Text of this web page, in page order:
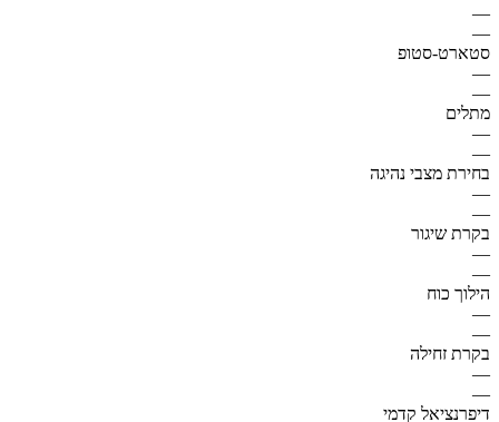
—
—
סטארט-סטופ
—
—
מתלים
—
—
בחירת מצבי נהיגה
—
—
בקרת שיגור
—
—
הילוך כוח
—
—
בקרת זחילה
—
—
דיפרנציאל קדמי